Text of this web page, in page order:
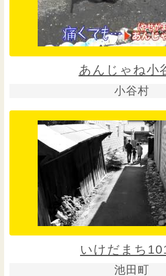
あんじゃね小
小谷村
いけだまち
池田町